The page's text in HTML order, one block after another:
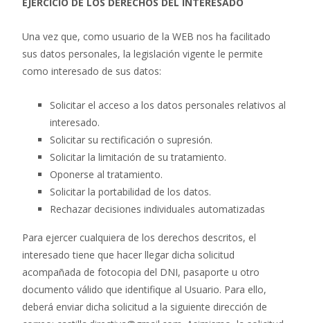
Una vez que, como usuario de la WEB nos ha facilitado
sus datos personales, la legislación vigente le permite
como interesado de sus datos:
Solicitar el acceso a los datos personales relativos al
interesado.
Solicitar su rectificación o supresión.
Solicitar la limitación de su tratamiento.
Oponerse al tratamiento.
Solicitar la portabilidad de los datos.
Rechazar decisiones individuales automatizadas
Para ejercer cualquiera de los derechos descritos, el
interesado tiene que hacer llegar dicha solicitud
acompañada de fotocopia del DNI, pasaporte u otro
documento válido que identifique al Usuario. Para ello,
deberá enviar dicha solicitud a la siguiente dirección de